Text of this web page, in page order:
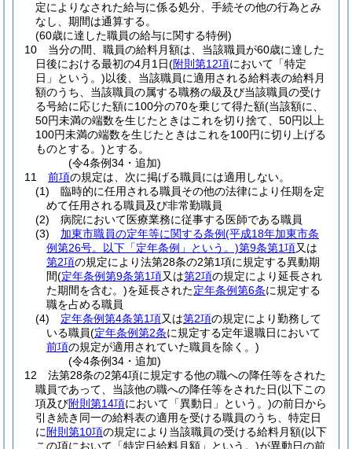
定によりなされた給与に係る処分、手続その他の行為とみ
なし、期間は通算する。
(60歳に達した職員の給与に関する特例)
10
当分の間、職員の給料月額は、当該職員が60歳に達した
日後における最初の4月1日(附則第12項において「特定
日」という。)以後、当該職員に適用される給料表の給料月
額のうち、当該職員の属する職務の級及び当該職員の受け
る号給に応じた額に100分の70を乗じて得た額(当該額に、
50円未満の端数を生じたときはこれを切り捨て、50円以上
100円未満の端数を生じたときはこれを100円に切り上げる
ものとする。)とする。
(令4条例34・追加)
11
前項の規定は、次に掲げる職員には適用しない。
(1)
臨時的に任用される職員その他の法律により任期を定
めて任用される職員及び非常勤職員
(2)
病院において医療業務に従事する医師である職員
(3)
加東市職員の定年等に関する条例(平成18年加東市条
例第26号。以下「定年条例」という。)第9条第1項又は
第2項の規定により法第28条の2第1項に規定する異動期
間(定年条例第9条第1項又は第2項の規定により延長され
た期間を含む。)を延長された定年条例第6条に規定する
職を占める職員
(4)
定年条例第4条第1項又は第2項の規定により勤務して
いる職員(定年条例第2条に規定する定年退職日において
前項の規定が適用されていた職員を除く。)
(令4条例34・追加)
12
法第28条の2第4項に規定する他の職への降任等をされた
職員であって、当該他の職への降任等をされた日(以下この
項及び附則第14項において「異動日」という。)の前日から
引き続き同一の給料表の適用を受ける職員のうち、特定日
に 附則第10項の規定により当該職員の受ける給料月額(以下
この項において「特定日給料月額」という。)が異動日の前